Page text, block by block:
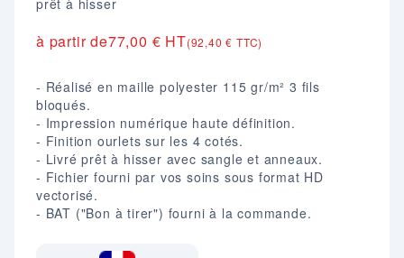
prêt à hisser
à partir de77,00 € HT(92,40 € TTC)
- Réalisé en maille polyester 115 gr/m² 3 fils
bloqués.
- Impression numérique haute définition.
- Finition ourlets sur les 4 cotés.
- Livré prêt à hisser avec sangle et anneaux.
- Fichier fourni par vos soins sous format HD
vectorisé.
- BAT ("Bon à tirer") fourni à la commande.